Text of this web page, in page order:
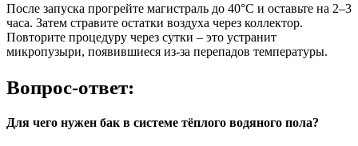
После запуска прогрейте магистраль до 40°C и оставьте на 2–3
часа. Затем стравите остатки воздуха через коллектор.
Повторите процедуру через сутки – это устранит
микропузыри, появившиеся из-за перепадов температуры.
Вопрос-ответ:
Для чего нужен бак в системе тёплого водяного пола?